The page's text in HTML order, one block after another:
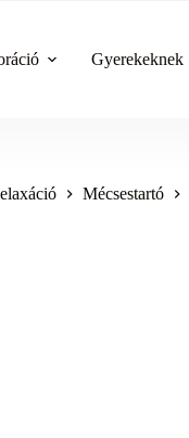
Gyerekeknek
Mécsestartó